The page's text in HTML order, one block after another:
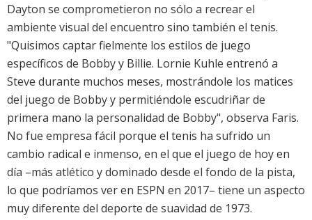
Dayton se comprometieron no sólo a recrear el
ambiente visual del encuentro sino también el tenis.
"Quisimos captar fielmente los estilos de juego
específicos de Bobby y Billie. Lornie Kuhle entrenó a
Steve durante muchos meses, mostrándole los matices
del juego de Bobby y permitiéndole escudriñar de
primera mano la personalidad de Bobby", observa Faris.
No fue empresa fácil porque el tenis ha sufrido un
cambio radical e inmenso, en el que el juego de hoy en
día –más atlético y dominado desde el fondo de la pista,
lo que podríamos ver en ESPN en 2017– tiene un aspecto
muy diferente del deporte de suavidad de 1973.